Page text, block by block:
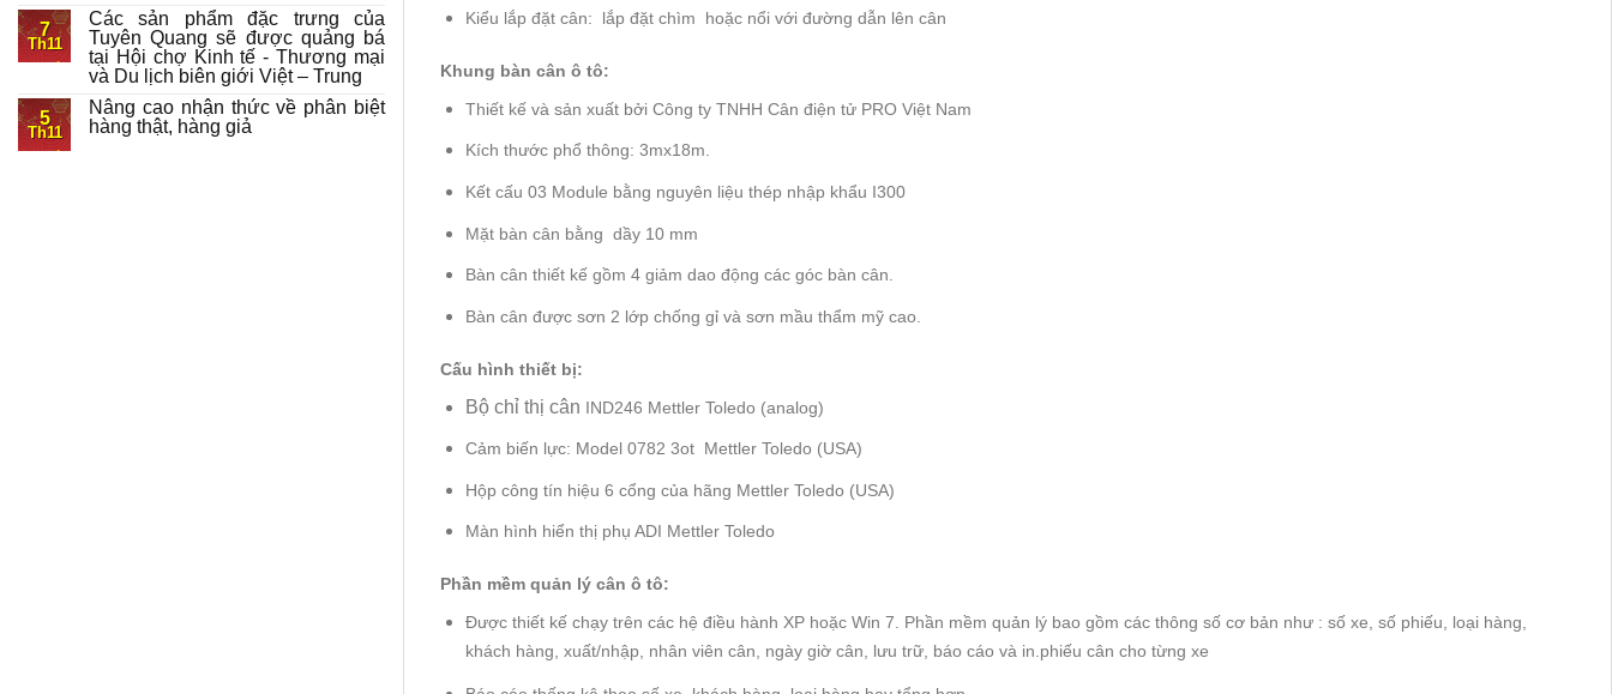
7
Th11
Các sản phẩm đặc trưng của
Tuyên Quang sẽ được quảng bá
tại Hội chợ Kinh tế - Thương mại
và Du lịch biên giới Việt – Trung
5
Th11
Nâng cao nhận thức về phân biệt
hàng thật, hàng giả
Kiểu lắp đặt cân: lắp đặt chìm hoặc nổi với đường dẫn lên cân
Khung bàn cân ô tô:
Thiết kế và sản xuất bởi Công ty TNHH Cân điện tử PRO Việt Nam
Kích thước phổ thông: 3mx18m.
Kết cấu 03 Module bằng nguyên liệu thép nhập khẩu I300
Mặt bàn cân bằng dầy 10 mm
Bàn cân thiết kế gồm 4 giảm dao động các góc bàn cân.
Bàn cân được sơn 2 lớp chống gỉ và sơn mầu thẩm mỹ cao.
Cấu hình thiết bị:
Bộ chỉ thị cân IND246 Mettler Toledo (analog)
Cảm biến lực: Model 0782 3ot Mettler Toledo (USA)
Hộp công tín hiệu 6 cổng của hãng Mettler Toledo (USA)
Màn hình hiển thị phụ ADI Mettler Toledo
Phần mềm quản lý cân ô tô:
Được thiết kế chạy trên các hệ điều hành XP hoặc Win 7. Phần mềm quản lý bao gồm các thông số cơ bản như : số xe, số phiếu, loại hàng,
khách hàng, xuất/nhập, nhân viên cân, ngày giờ cân, lưu trữ, báo cáo và in.phiếu cân cho từng xe